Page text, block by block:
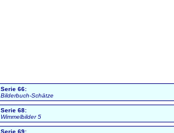
Serie 66:
Bilderbuch-Schätze
Serie 68:
Wimmelbilder 5
Serie 69: